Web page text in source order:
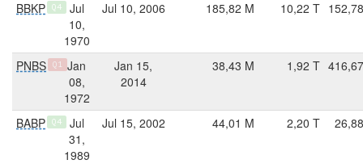
BBKP Q4
Jul
10,
1970
Jul 10, 2006 185,82 M 10,22 T
PNBS Q1
Jan
08,
1972
Jan 15,
2014
38,43 M 1,92 T
BABP Q4
Jul
31,
1989
Jul 15, 2002 44,01 M 2,20 T